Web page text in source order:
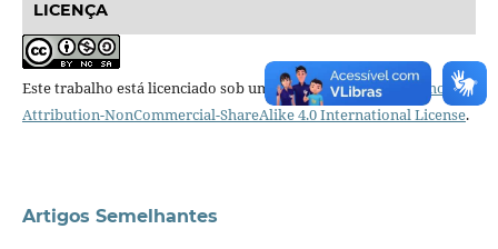
LICENÇA
Este trabalho está licenciado sob uma licençaCreative Commons
Attribution-NonCommercial-ShareAlike 4.0 International License.
Artigos Semelhantes